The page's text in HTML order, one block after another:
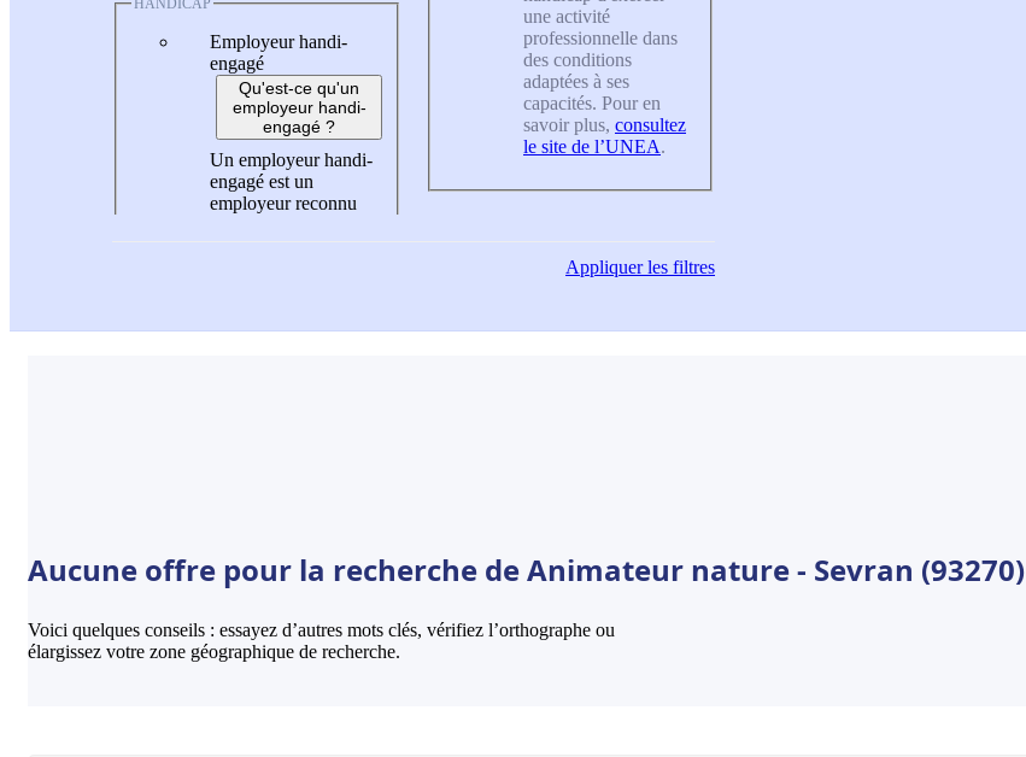
HANDICAP
Employeur handi-
engagé
Qu'est-ce qu'un
employeur handi-
engagé ?
Un employeur handi-
engagé est un
employeur reconnu
une activité
professionnelle dans
des conditions
adaptées à ses
capacités. Pour en
savoir plus, consultez
le site de l’UNEA.
Appliquerles filtres
Aucune offre pour la recherche de Animateur nature - Sevran (93270)
Voici quelques conseils : essayez d’autres mots clés, vérifiez l’orthographe ou
élargissez votre zone géographique de recherche.